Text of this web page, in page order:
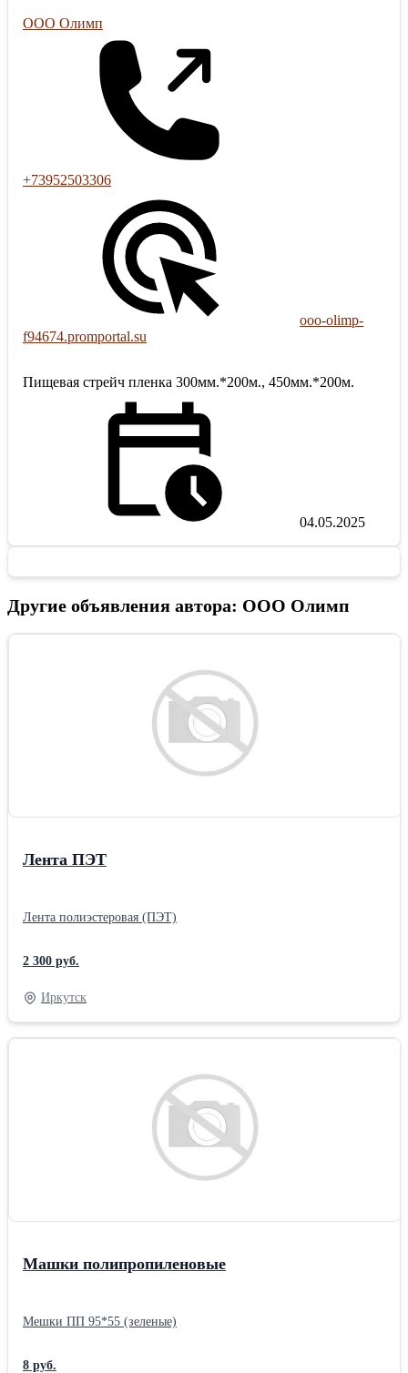
ООО Олимп
+73952503306
ooo-olimp-
f94674.promportal.su
Пищевая стрейч пленка 300мм.*200м., 450мм.*200м.
04.05.2025
Другие объявления автора: ООО Олимп
Лента ПЭТ
Лента полиэстеровая (ПЭТ)
2 300 руб.
Иркутск
Машки полипропиленовые
Мешки ПП 95*55 (зеленые)
8 руб.